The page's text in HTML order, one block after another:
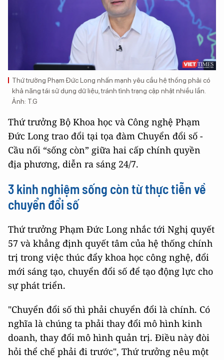
Thứ trưởng Phạm Đức Long nhấn mạnh yêu cầu hệ thống phải có
khả năng tái sử dụng dữ liệu, tránh tình trạng cập nhật nhiều lần.
Ảnh: T.G
Thứ trưởng Bộ Khoa học và Công nghệ Phạm
Đức Long trao đổi tại tọa đàm Chuyển đổi số -
Cầu nối “sống còn” giữa hai cấp chính quyền
địa phương, diễn ra sáng 24/7.
3 kinh nghiệm sống còn từ thực tiễn về
chuyển đổi số
Thứ trưởng Phạm Đức Long nhắc tới Nghị quyết
57 và khẳng định quyết tâm của hệ thống chính
trị trong việc thúc đẩy khoa học công nghệ, đổi
mới sáng tạo, chuyển đổi số để tạo động lực cho
sự phát triển.
"Chuyển đổi số thì phải chuyển đổi là chính. Có
nghĩa là chúng ta phải thay đổi mô hình kinh
doanh, thay đổi mô hình quản trị. Điều này đòi
hỏi thể chế phải đi trước", Thứ trưởng nêu một